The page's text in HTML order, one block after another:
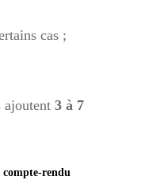
cas ;
ajoutent 3 à 7
rendu